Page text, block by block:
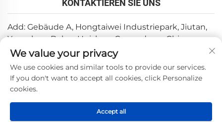
KONTAKTIEREN SIE UNS
Add: Gebäude A, Hongtaiwei Industriepark, Jiutan,
Yuanzhou, Boluo, Huizhou, Guangdong, China
E-Mail:[email protected]
Tel.: +86-0752-6688646
Datenschutzrichtlinie
We value your privacy
We use cookies and similar tools to provide our services.
If you don't want to accept all cookies, click Personalize
cookies.
Accept all